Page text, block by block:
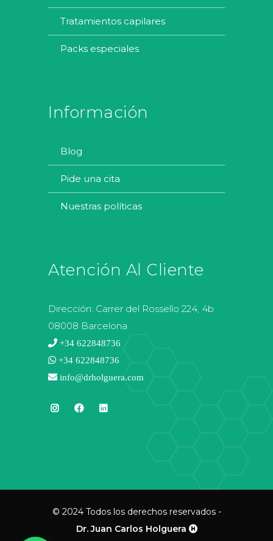
tratamientos capilares
packs especiales
Información
blog
pide una cita
nuestras políticas
Atención Al Cliente
Dirección: Carrer del Rossello 224, 4b
08008 Barcelona
+34 622848736
+34 622848736
info@drholguera.com
© 2024 Todos los derechos reservados -
Dr. Juan Carlos Holguera